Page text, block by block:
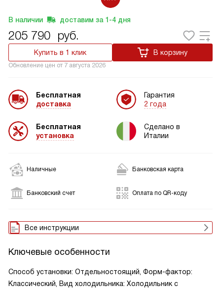
В наличии доставим за 1-4 дня
205 790 руб.
Купить в 1 клик В корзину
Обновление цен от 7 августа 2026
Бесплатная
доставка
Бесплатная
установка
Гарантия
2 года
Сделано в
Италии
Наличные Банковская карта
Банковский счет Оплата по QR-коду
Все инструкции
Ключевые особенности
Способ установки: Отдельностоящий, Форм-фактор:
Классический, Вид холодильника: Холодильник с